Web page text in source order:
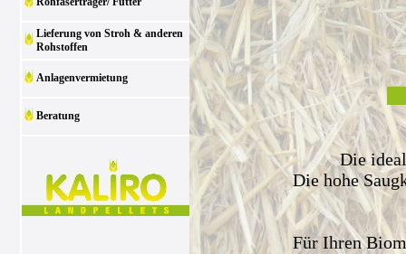
Lieferung von Stroh & anderen
Rohstoffen
Anlagenvermietung
Beratung
Die
Die hohe
Für Ihren